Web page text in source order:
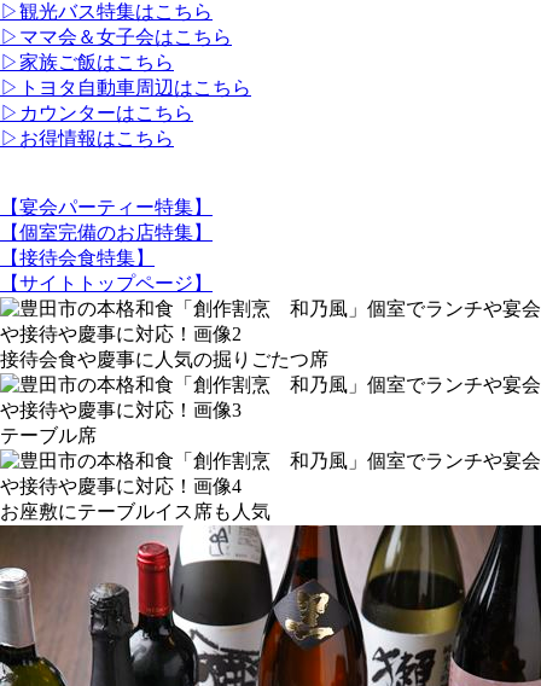
▷観光バス特集はこちら
▷ママ会＆女子会はこちら
▷家族ご飯はこちら
▷トヨタ自動車周辺はこちら
▷カウンターはこちら
▷お得情報はこちら
【宴会パーティー特集】
【個室完備のお店特集】
【接待会食特集】
【サイトトップページ】
接待会食や慶事に人気の掘りごたつ席
テーブル席
お座敷にテーブルイス席も人気